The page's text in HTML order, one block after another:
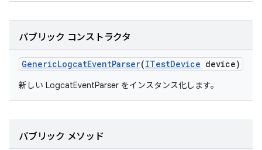
パブリック コンストラクタ
GenericLogcatEventParser(ITestDevice device)
新しい LogcatEventParser をインスタンス化します。
パブリック メソッド